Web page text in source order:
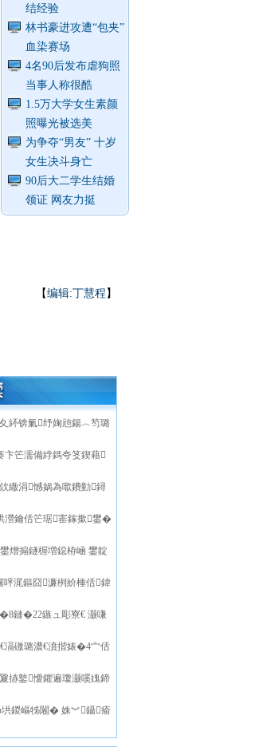
结经验
林书豪进攻遭“包夹”
血染赛场
4名90后发布虐狗照
当事人称很酷
1.5万大学女生素颜
照曝光被选美
为争夺“男友” 十岁
女生决斗身亡
90后大二学生结婚
领证 网友力挺
【编辑:丁慧程 】
紑锛氭纾婅兘鍚︿笉璐
卞笀濡備綍鎷夸笅鍥藉
繖涓憾娲為噷鐨勭鐞
瀯鑰佸笀琚寚鎵撳鐢�
熷搧鐩楃増鐚栫崡 鐢靛
呯浘鏂囧濂栵紒棰佸鍏
鏈�22鏃ュ彫寮€ 灏嗛
滆礉璐濃€濆揩婊�4宀佸
捇鐜懓鑺遍瓊灏嗘媿鍗
鍐嶇牬闂� 姝︾鑷瘉